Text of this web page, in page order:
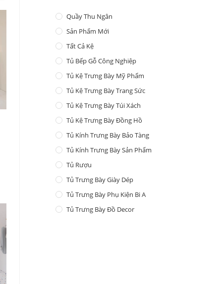
Quầy Thu Ngân
Sản Phẩm Mới
Tất Cả Kệ
Tủ Bếp Gỗ Công Nghiệp
Tủ Kệ Trưng Bày Mỹ Phẩm
Tủ Kệ Trưng Bày Trang Sức
Tủ Kệ Trưng Bày Túi Xách
Tủ Kệ Trưng Bày Đồng Hồ
Tủ Kính Trưng Bày Bảo Tàng
Tủ Kính Trưng Bày Sản Phẩm
Tủ Rượu
Tủ Trưng Bày Giày Dép
Tủ Trưng Bày Phụ Kiện Bi A
Tủ Trưng Bày Đồ Decor